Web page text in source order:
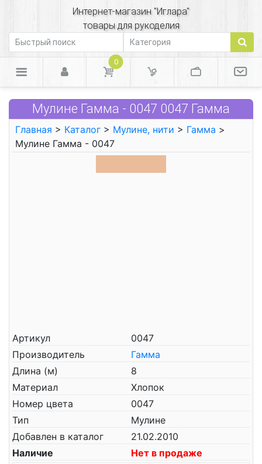
Интернет-магазин "Иглара"
товары для рукоделия
0
Мулине Гамма - 0047 0047 Гамма
Главная > Каталог > Мулине, нити > Гамма >
Мулине Гамма - 0047
Артикул
0047
Производитель
Гамма
Длина (м)
8
Материал
Хлопок
Номер цвета
0047
Тип
Мулине
Добавлен в каталог
21.02.2010
Наличие
Нет в продаже